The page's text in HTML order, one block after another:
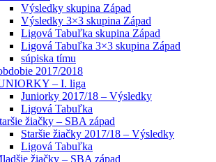
Výsledky skupina Západ
Výsledky 3×3 skupina Západ
Ligová Tabuľka skupina Západ
Ligová Tabuľka 3×3 skupina Západ
súpiska tímu
2017/2018
– I. liga
Juniorky 2017/18 – Výsledky
Ligová Tabuľka
žiačky – SBA západ
Staršie žiačky 2017/18 – Výsledky
Ligová Tabuľka
žiačky – SBA západ